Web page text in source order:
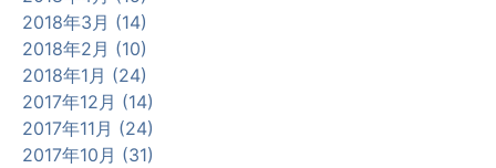
2018年3月 (14)
2018年2月 (10)
2018年1月 (24)
2017年12月 (14)
2017年11月 (24)
2017年10月 (31)